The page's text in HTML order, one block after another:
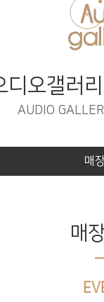
디오갤러
AUDIO
매
매